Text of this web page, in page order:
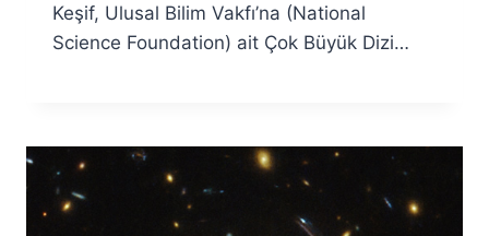
Keşif, Ulusal Bilim Vakfı’na (National
Science Foundation) ait Çok Büyük Dizi…